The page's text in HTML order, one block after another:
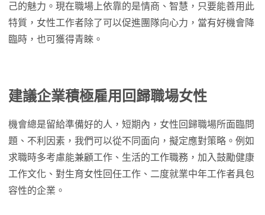
己的魅力。現在職場上依靠的是情商、智慧，只要能善用此
特質，女性工作者除了可以促進團隊向心力，當有好機會降
臨時，也可獲得青睞。
建議企業積極雇用回歸職場女性
機會總是留給準備好的人，短期內，女性回歸職場所面臨問
題、不利因素，我們可以從不同面向，擬定應對策略。例如
求職時多考慮能兼顧工作、生活的工作職務，加入鼓勵健康
工作文化、對生育女性回任工作、二度就業中年工作者具包
容性的企業。